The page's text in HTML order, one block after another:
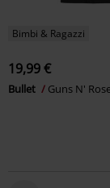
Bimbi & Ragazzi
19,99 €
Bullet Guns N'